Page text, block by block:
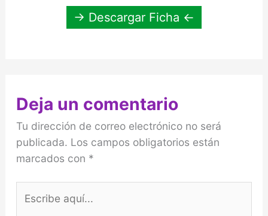
→ Descargar Ficha ←
Deja un comentario
Tu dirección de correo electrónico no será
publicada. Los campos obligatorios están
marcados con *
aquí...